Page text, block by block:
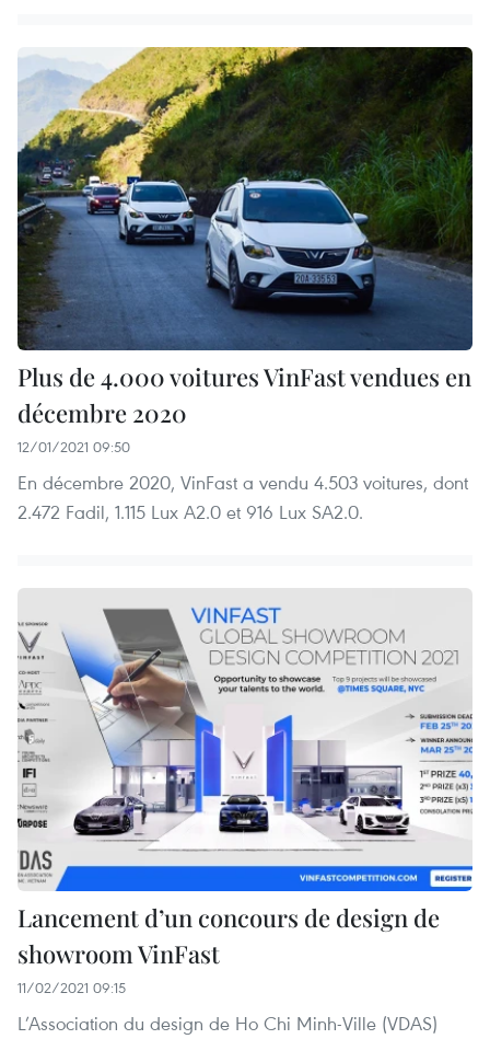
Plus de 4.000 voitures VinFast vendues en
décembre 2020
12/01/2021 09:50
En décembre 2020, VinFast a vendu 4.503 voitures, dont
2.472 Fadil, 1.115 Lux A2.0 et 916 Lux SA2.0.
Lancement d’un concours de design de
showroom VinFast
11/02/2021 09:15
L’Association du design de Ho Chi Minh-Ville (VDAS)